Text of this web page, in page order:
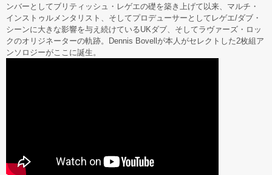
ンバーとしてブリティッシュ・レゲエの礎を築き上げて以来、マルチ・
インストゥルメンタリスト、そしてプロデューサーとしてレゲエ/ダブ・
シーンに大きな影響を与え続けているUKダブ、そしてラヴァーズ・ロッ
クのオリジネーターの軌跡。Dennis Bovellが本人がセレクトした2枚組ア
ンソロジーがここに誕生。